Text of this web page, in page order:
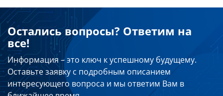
Остались вопросы? Ответим на
все!
Информация – это ключ к успешному будущему.
Оставьте заявку с подробным описанием
интересующего вопроса и мы ответим Вам в